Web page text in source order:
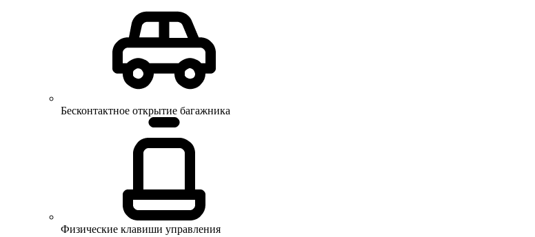
Бесконтактное открытие багажника
Физические клавиши управления